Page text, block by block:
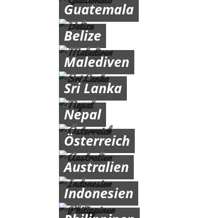
Guatemala
Belize
Malediven
Sri Lanka
Nepal
Österreich
Australien
Indonesien